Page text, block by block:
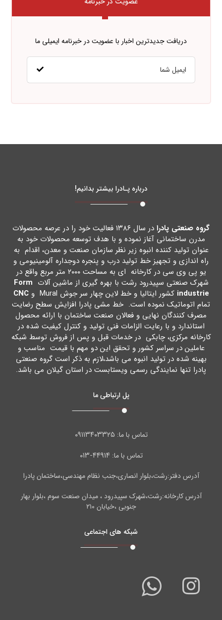
دریافت جدیدترین اخبار با عضویت در خبرنامه ایمیلی ما
درباره پـادرا بیشتر بدانیم!
گروه صنعتی پادرا
در سال ۱۳۸۶ فعالیت خود را در عرصه محصولات
مدرن ساختمانی آغاز نموده و با هدف توسعه محصولات خود به
عنوان تولید کننده انبوه زیر نظر سازمان صنعت و معدن، اقدام به
راه اندازي و تجهیز خط تولید درب و پنجره دوجداره آلومینیومی و
یو پی وي سی در کارخانه اي به مساحت ۲۰۰۰ متر مربع واقع در
شهرك صنعتی سپیدرود رشت با بهره گیري از ماشین آلات Form
industrie کشور ایتالیا و خط لاین چهار سر جوش Mural و
CNC
تمام اتوماتیک نموده است. خط مشی پادرا افزایش سطح رضایت
مصرف کنندگان نهایی و فعالان صنعت ساختمان با ارائه محصول
استاندارد و با رعایت الزامات فنی تولید و کنترل کیفیت شده در
کارخانه مرکزي، چابکی در خدمات قبل و پس از فروش توسط شبکه
عاملین در سراسر کشور و تحقق این دو مهم با قیمت مناسب و
بهینه شده در تولید انبوه می باشد،لازم به ذکر است گروه صنعتی
پادرا تنها نمایندگی رسمی ویستابست در استان گیلان می باشد.
پل ارتباطی ما
تماس با ما:۰۹۱۱۳۴۰۳۳۲۵
تماس با ما: ۴۴۹۱۴-۰۱۳
آدرس دفتر:رشت،بلوار انصاری،جنب نظام مهندسی،ساختمان پادرا
آدرس کارخانه:رشت،شهرک سپیدرود ، میدان صنعت سوم ،بلوار بهار
جنوبی ،خیابان ۲۱۰
شبکه های اجتماعی